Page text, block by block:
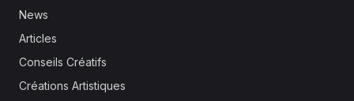
News
Articles
Conseils Créatifs
Créations Artistiques